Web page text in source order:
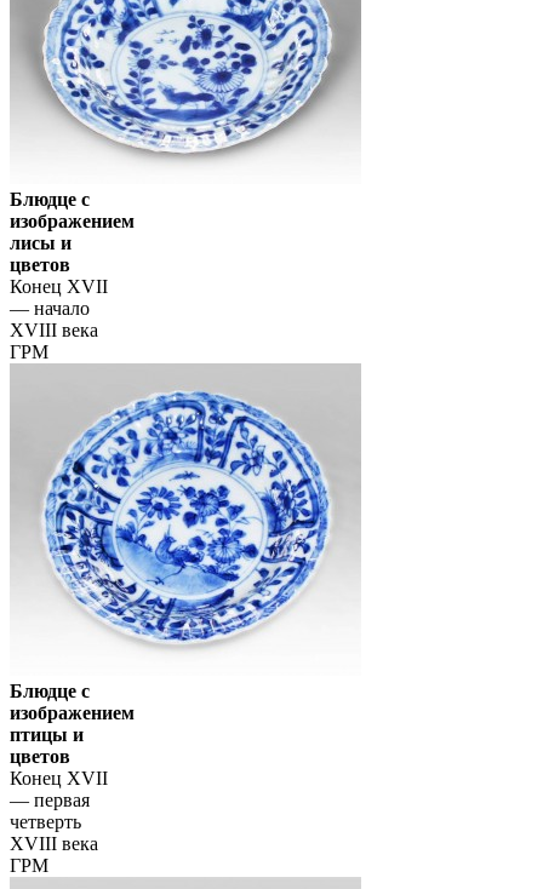
Блюдце с
изображением
лисы и
цветов
Конец XVII
— начало
XVIII века
ГРМ
Блюдце с
изображением
птицы и
цветов
Конец XVII
— первая
четверть
XVIII века
ГРМ